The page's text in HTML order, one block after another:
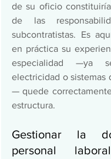
de su oficio
de las
subcontratistas. Es
en práctica su
especialidad —ya
electricidad o sistemas
— quede
estructura.
Gestionar la
personal